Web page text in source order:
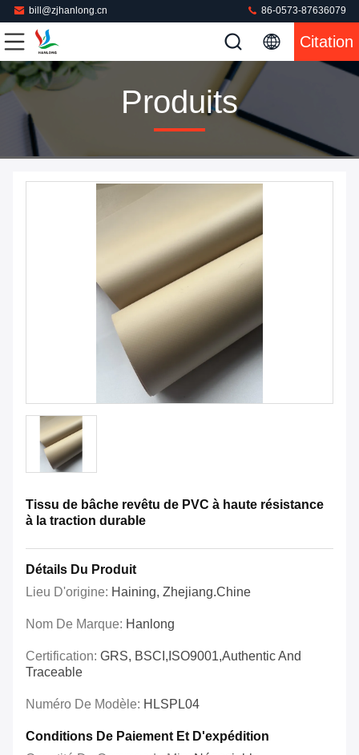
bill@zjhanlong.cn 86-0573-87636079
Citation
Produits
Tissu de bâche revêtu de PVC à haute résistance
à la traction durable
Détails Du Produit
Lieu D'origine: Haining, Zhejiang.Chine
Nom De Marque: Hanlong
Certification: GRS, BSCI,ISO9001,Authentic And
Traceable
Numéro De Modèle: HLSPL04
Conditions De Paiement Et D'expédition